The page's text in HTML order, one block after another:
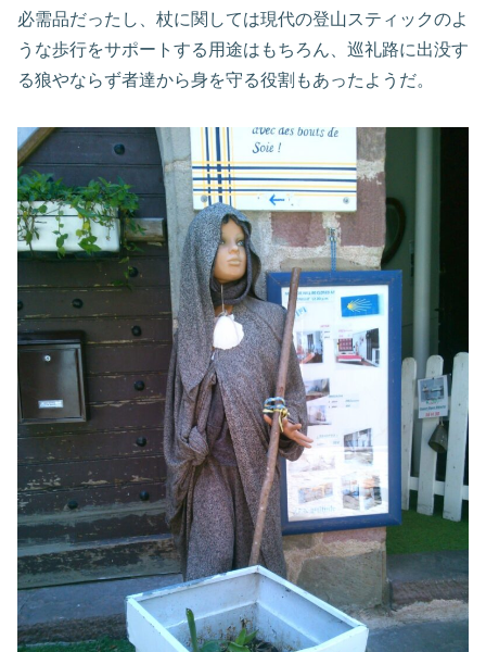
必需品だったし、杖に関しては現代の登山スティックのよ
うな歩行をサポートする用途はもちろん、巡礼路に出没す
る狼やならず者達から身を守る役割もあったようだ。